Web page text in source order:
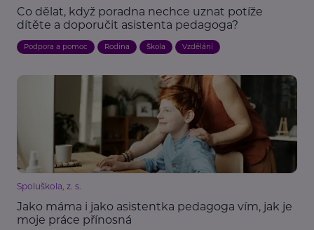
Co dělat, když poradna nechce uznat potíže
dítěte a doporučit asistenta pedagoga?
Podpora a pomoc Rodina Škola Vzdělání
Spoluškola, z. s.
Jako máma i jako asistentka pedagoga vím, jak je
moje práce přínosná